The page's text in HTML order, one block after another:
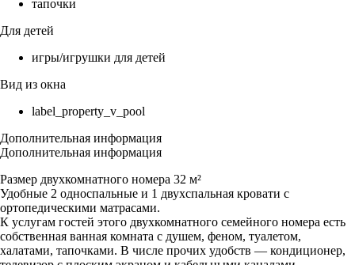
тапочки
Для детей
игры/игрушки для детей
Вид из окна
label_property_v_pool
Дополнительная информация
Дополнительная информация
Размер двухкомнатного номера 32 м²
Удобные 2 односпальные и 1 двухспальная кровати с
ортопедическими матрасами.
К услугам гостей этого двухкомнатного семейного номера есть
собственная ванная комната с душем, феном, туалетом,
халатами, тапочками. В числе прочих удобств — кондиционер,